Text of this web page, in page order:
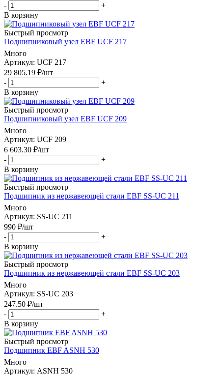
-
+
В корзину
Быстрый просмотр
Подшипниковый узел EBF UCF 217
Много
Артикул: UCF 217
29 805.19 ₽/шт
-
+
В корзину
Быстрый просмотр
Подшипниковый узел EBF UCF 209
Много
Артикул: UCF 209
6 603.30 ₽/шт
-
+
В корзину
Быстрый просмотр
Подшипник из нержавеющей стали EBF SS-UC 211
Много
Артикул: SS-UC 211
990 ₽/шт
-
+
В корзину
Быстрый просмотр
Подшипник из нержавеющей стали EBF SS-UC 203
Много
Артикул: SS-UC 203
247.50 ₽/шт
-
+
В корзину
Быстрый просмотр
Подшипник EBF ASNH 530
Много
Артикул: ASNH 530